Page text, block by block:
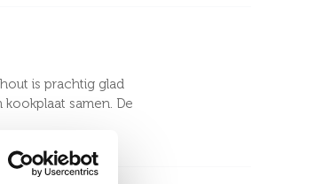
is prachtig glad
samen. De